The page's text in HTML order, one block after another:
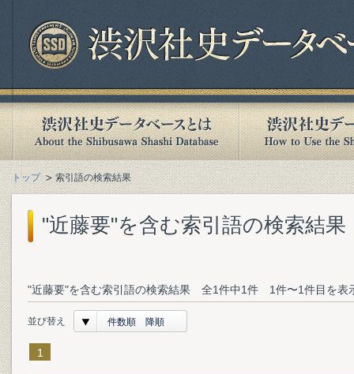
トップ 索引語の検索結果
"近藤要"を含む索引語の検索結果
"近藤要"を含む索引語の検索結果 全1件中1件 1件〜1件目を表
並び替え 件数順 降順
1